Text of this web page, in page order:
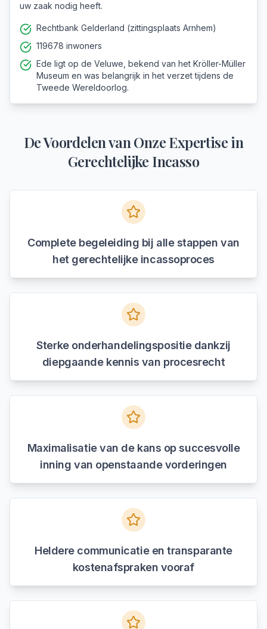
uw zaak nodig heeft.
Rechtbank Gelderland (zittingsplaats Arnhem)
119678 inwoners
Ede ligt op de Veluwe, bekend van het Kröller-Müller
Museum en was belangrijk in het verzet tijdens de
Tweede Wereldoorlog.
De Voordelen van Onze Expertise in
Gerechtelijke Incasso
Complete begeleiding bij alle stappen van
het gerechtelijke incassoproces
Sterke onderhandelingspositie dankzij
diepgaande kennis van procesrecht
Maximalisatie van de kans op succesvolle
inning van openstaande vorderingen
Heldere communicatie en transparante
kostenafspraken vooraf